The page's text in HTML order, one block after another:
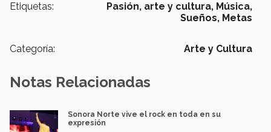
Etiquetas: Pasión, arte y cultura, Música,
Sueños, Metas
Categoría: Arte y Cultura
Notas Relacionadas
Sonora Norte vive el rock en toda en su
expresión